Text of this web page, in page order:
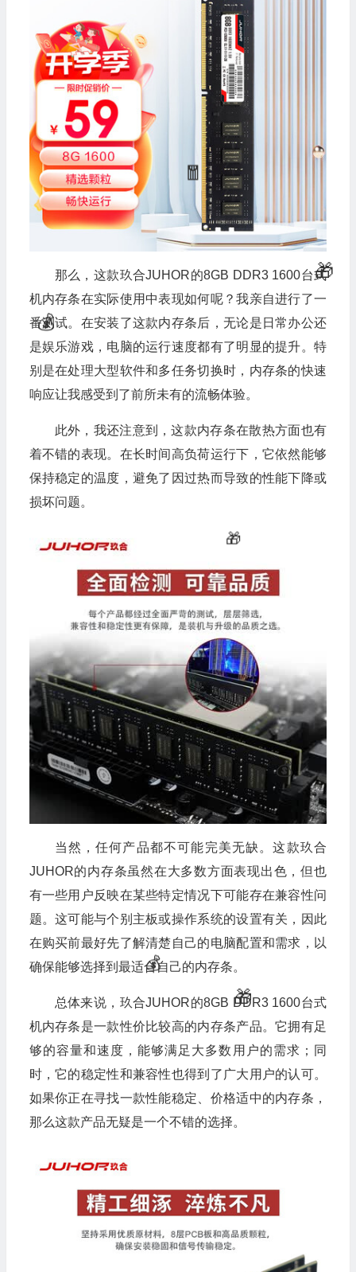
那么，这款玖合JUHOR的8GB DDR3 1600台式
机内存条在实际使用中表现如何呢？我亲自进行了一
番测试。在安装了这款内存条后，无论是日常办公还
是娱乐游戏，电脑的运行速度都有了明显的提升。特
别是在处理大型软件和多任务切换时，内存条的快速
响应让我感受到了前所未有的流畅体验。
此外，我还注意到，这款内存条在散热方面也有
着不错的表现。在长时间高负荷运行下，它依然能够
保持稳定的温度，避免了因过热而导致的性能下降或
损坏问题。
当然，任何产品都不可能完美无缺。这款玖合
JUHOR的内存条虽然在大多数方面表现出色，但也
有一些用户反映在某些特定情况下可能存在兼容性问
题。这可能与个别主板或操作系统的设置有关，因此
在购买前最好先了解清楚自己的电脑配置和需求，以
确保能够选择到最适合自己的内存条。
总体来说，玖合JUHOR的8GB DDR3 1600台式
机内存条是一款性价比较高的内存条产品。它拥有足
够的容量和速度，能够满足大多数用户的需求；同
时，它的稳定性和兼容性也得到了广大用户的认可。
如果你正在寻找一款性能稳定、价格适中的内存条，
那么这款产品无疑是一个不错的选择。
🎁
🧧